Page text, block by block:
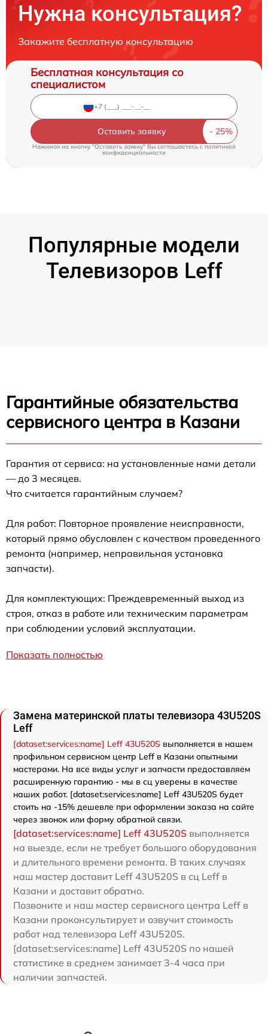
Нужна консультация?
Закажите бесплатную консультацию
Бесплатная консультация со
специалистом
Оставить заявку
Нажимая на кнопку "Оставить заявку" Вы соглашаетесь cполитикой
конфиденциальности
Популярные модели
Телевизоров Leff
Гарантийные обязательства
сервисного центра в Казани
Гарантия от сервиса: на установленные нами детали
— до 3 месяцев.
Что считается гарантийным случаем?
Для работ: Повторное проявление неисправности,
который прямо обусловлен с качеством проведенного
ремонта (например, неправильная установка
запчасти).
Для комплектующих: Преждевременный выход из
строя, отказ в работе или техническим параметрам
при соблюдении условий эксплуатации.
Показать полностью
Замена материнской платы телевизора 43U520S
Leff
[dataset:services:name] Leff 43U520S выполняется в нашем
профильном сервисном центр Leff в Казани опытными
мастерами. На все виды услуг и запчасти предоставляем
расширенную гарантию - мы в сц уверены в качестве
наших работ. [dataset:services:name] Leff 43U520S будет
стоить на -15% дешевле при оформлении заказа на сайте
через звонок или форму обратной связи.
[dataset:services:name] Leff 43U520S выполняется
на выезде, если не требует большого оборудования
и длительного времени ремонта. В таких случаях
наш мастер доставит Leff 43U520S в сц Leff в
Казани и доставит обратно.
Позвоните и наш мастер сервисного центра Leff в
Казани проконсультирует и озвучит стоимость
работ над телевизора Leff 43U520S.
[dataset:services:name] Leff 43U520S по нашей
статистике в среднем занимает 3-4 часа при
наличии запчастей.